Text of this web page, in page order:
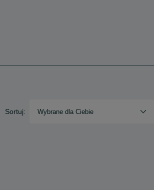
Sortuj: Wybrane dla Ciebie